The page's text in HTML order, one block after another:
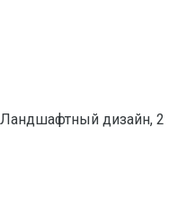
Ландшафтный дизайн, 2